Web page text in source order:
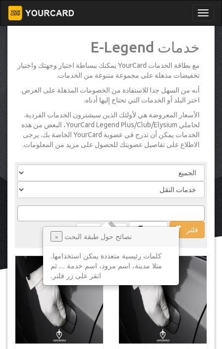
خدمات E-Legend
مع بطاقة الخدمات YourCard يمكنك ببساطة اختيار وجهتك واختيار
تخفيضات مذهلة على مجموعة متنوعة من الخدمات.
أنه من السهل جدا للاستفادة من الخصومات المذهلة على العرض.
اختر البلد أو الخدمات التي تحتاج إليها أدناه.
الأسعار المعروضة هي لأولئك الذين سيشترون الخدمات الفردية.
لحاملي YourCard Legend Plus/Club/Elysium، البعض من هذه
الخدمات يمكن أن تدرج في عضوية YourCard الخاصة بك. يرجى
الاطلاع على تفاصيل عضويتك للحصول على مزيد من المعلومات.
نصائح حول طبقة البحث
×
كلمات رئيسية متعددة يمكن استخدامها.
مثلا مدينة، اسم مزود، اسم خدمة ... ثم
انقر على زر فلتر.
فلتر